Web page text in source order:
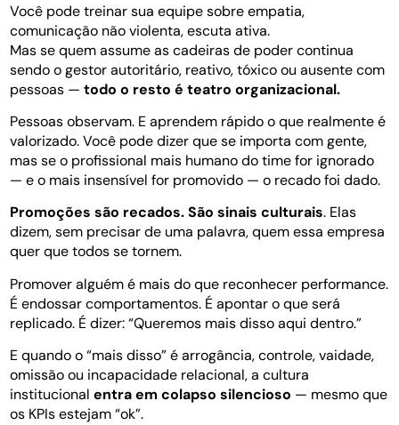
Você pode treinar sua equipe sobre empatia,
comunicação não violenta, escuta ativa.
Mas se quem assume as cadeiras de poder continua
sendo o gestor autoritário, reativo, tóxico ou ausente com
pessoas —todo o resto é teatro organizacional.
Pessoas observam. E aprendem rápido o que realmente é
valorizado. Você pode dizer que se importa com gente,
mas se o profissional mais humano do time for ignorado
— e o mais insensível for promovido — o recado foi dado.
Promoções são recados. São sinais culturais. Elas
dizem, sem precisar de uma palavra, quem essa empresa
quer que todos se tornem.
Promover alguém é mais do que reconhecer performance.
É endossar comportamentos. É apontar o que será
replicado. É dizer: “Queremos mais disso aqui dentro.”
E quando o “mais disso” é arrogância, controle, vaidade,
omissão ou incapacidade relacional, a cultura
institucionalentra em colapso silencioso — mesmo que
os KPIs estejam “ok”.